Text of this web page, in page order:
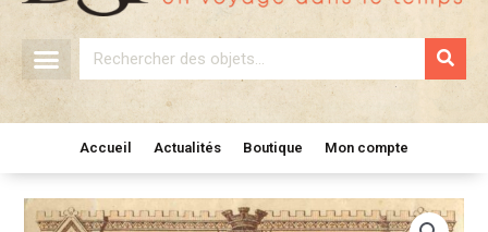
Rechercher
Accueil Actualités Boutique Mon compte